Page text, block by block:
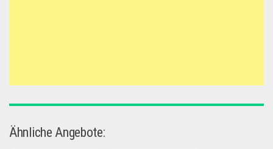
Ähnliche Angebote: